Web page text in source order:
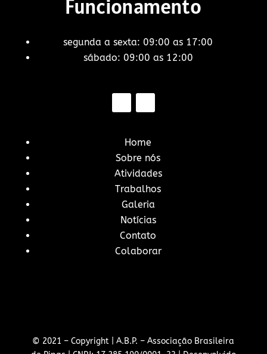
Funcionamento
segunda a sexta: 09:00 as 17:00
sábado: 09:00 as 12:00
Home
Sobre nós
Atividades
Trabalhos
Galeria
Notícias
Contato
Colaborar
©️ 2021 – Copyright | A.B.P. – Associação Brasileira